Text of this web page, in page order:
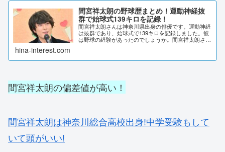
間宮祥太朗の野球歴まとめ！運動神経抜
群で始球式139キロを記録！
間宮祥太朗さんは神奈川県出身の俳優です。運動神経
は抜群であり、始球式で139キロを記録しました。彼
は野球の経験があったのでしょうか。間宮祥太朗さん
hina-interest.com
間宮祥太朗の偏差値が高い！
間宮祥太朗は神奈川総合高校出身!中学受験もして
いて頭がいい!